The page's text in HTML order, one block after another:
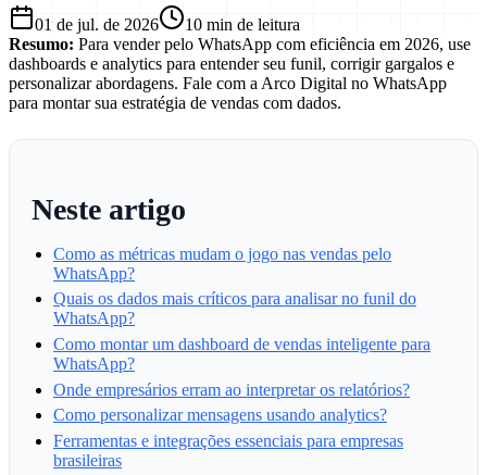
01 de jul. de 2026 10 min de leitura
Resumo: Para vender pelo WhatsApp com eficiência em 2026, use
dashboards e analytics para entender seu funil, corrigir gargalos e
personalizar abordagens. Fale com a Arco Digital no WhatsApp
para montar sua estratégia de vendas com dados.
Neste artigo
Como as métricas mudam o jogo nas vendas pelo
WhatsApp?
Quais os dados mais críticos para analisar no funil do
WhatsApp?
Como montar um dashboard de vendas inteligente para
WhatsApp?
Onde empresários erram ao interpretar os relatórios?
Como personalizar mensagens usando analytics?
Ferramentas e integrações essenciais para empresas
brasileiras